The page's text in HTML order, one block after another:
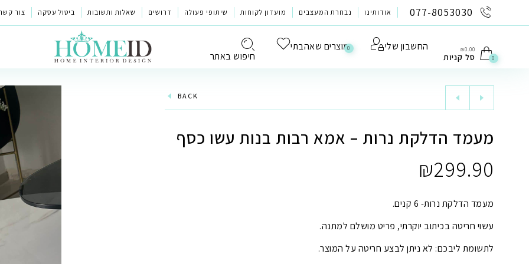
077-8053030 אודותינו נבחרת המעצבים מועדון לקוחות שיתופי פעולה דרושים שאלות ותשובות ביטול עסקה צור
חיפוש באתר
0מוצרים שאהבתי החשבון שלי ₪0.00
סל קניות 0
BACK
מעמד הדלקת נרות – אמא רבות בנות עשו כסף
₪299.90
מעמד הדלקת נרות- 6 קנים.
עשוי חריטה בכיתוב יוקרתי, פריט מושלם למתנה.
לתשומת ליבכם: לא ניתן לבצע חריטה על המוצר.